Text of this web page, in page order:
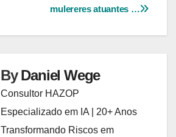
mulereres atuantes …
ByDaniel Wege
Consultor HAZOP
Especializado em IA | 20+ Anos
Transformando Riscos em